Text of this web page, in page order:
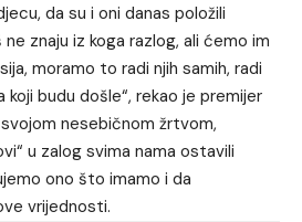
da su i oni danas položili
znaju iz koga razlog, ali ćemo im
moramo to radi njih samih, radi
budu došle“, rekao je premijer
nesebičnom žrtvom,
u zalog svima nama ostavili
ono što imamo i da
vrijednosti.